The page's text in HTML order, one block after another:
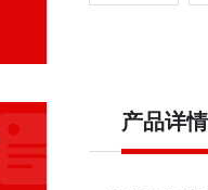
产品详情